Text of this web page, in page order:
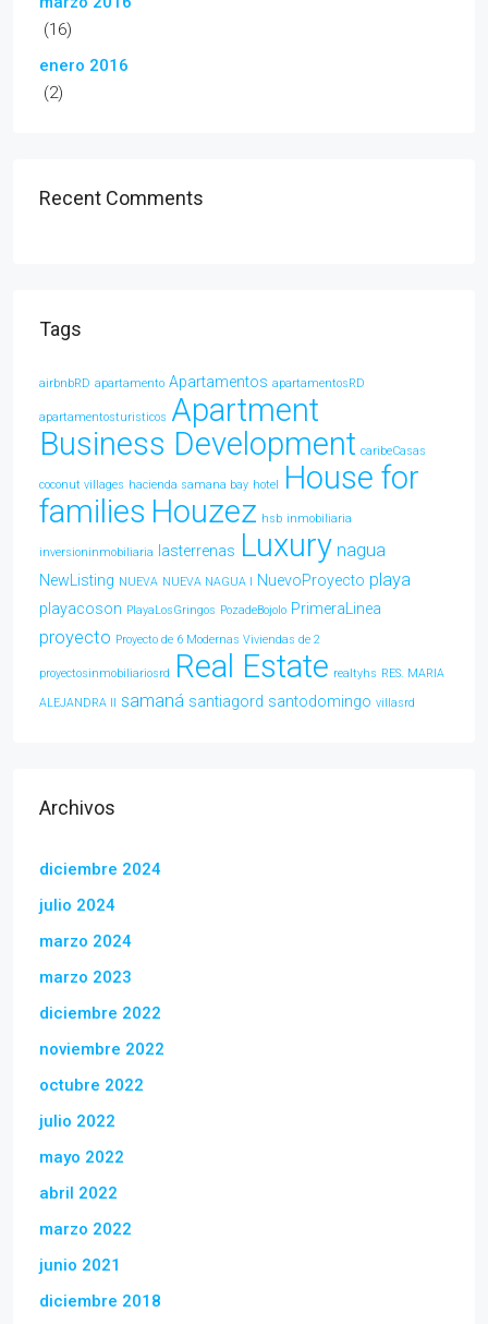
(16)
enero 2016
(2)
Recent Comments
Tags
airbnbRD apartamento Apartamentos apartamentosRD
apartamentosturisticos Apartment
Business Development caribeCasas
coconut villages hacienda samana bay hotel
House for
families Houzez hsb inmobiliaria
inversioninmobiliaria lasterrenas Luxury nagua
NewListing NUEVA NUEVA NAGUA l NuevoProyecto playa
playacoson PlayaLosGringos PozadeBojolo PrimeraLinea
proyecto Proyecto de 6 Modernas Viviendas de 2
proyectosinmobiliariosrd Real Estate realtyhs RES. MARIA
ALEJANDRA ll samaná santiagord santodomingo villasrd
Archivos
diciembre 2024
julio 2024
marzo 2024
marzo 2023
diciembre 2022
noviembre 2022
octubre 2022
julio 2022
mayo 2022
abril 2022
marzo 2022
junio 2021
diciembre 2018